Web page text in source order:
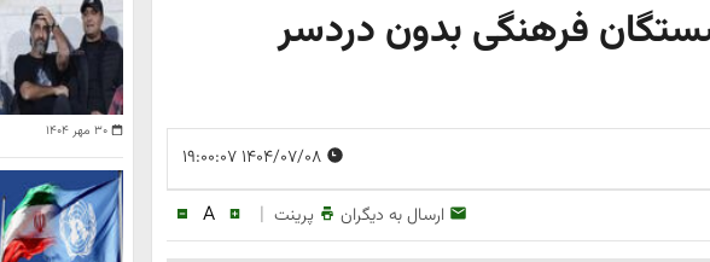
فرهنگی بدون دردسر
ارسال به دیگران پرینت |
A
۳۰ مهر ۱۴۰۴